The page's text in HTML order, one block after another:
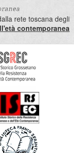
rete toscana degli
contemporanea